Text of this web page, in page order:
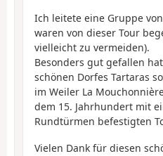
Ich leitete eine Gruppe
waren von dieser Tour
vielleicht zu vermeiden).
Besonders gut gefallen
schönen Dorfes Tartaras
im Weiler La
dem 15. Jahrhundert mit
Rundtürmen befestigten
Vielen Dank für diesen